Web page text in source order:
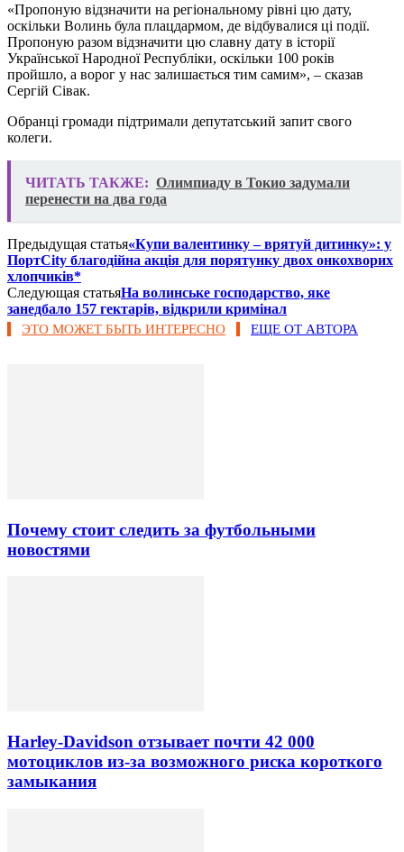
«Пропоную відзначити на регіональному рівні цю дату,
оскільки Волинь була плацдармом, де відбувалися ці події.
Пропоную разом відзначити цю славну дату в історії
Української Народної Республіки, оскільки 100 років
пройшло, а ворог у нас залишається тим самим», – сказав
Сергій Сівак.
Обранці громади підтримали депутатський запит свого
колеги.
ЧИТАТЬ ТАКЖЕ: Олимпиаду в Токио задумали
перенести на два года
Предыдущая статья«Купи валентинку – врятуй дитинку»: у
ПортCity благодійна акція для порятунку двох онкохворих
хлопчиків*
Следующая статьяНа волинське господарство, яке
занедбало 157 гектарів, відкрили кримінал
ЭТО МОЖЕТ БЫТЬ ИНТЕРЕСНО ЕЩЕ ОТ АВТОРА
Почему стоит следить за футбольными
новостями
Harley-Davidson отзывает почти 42 000
мотоциклов из-за возможного риска короткого
замыкания